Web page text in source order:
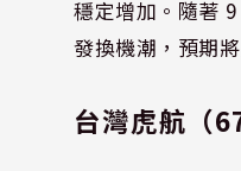
穩定增加。隨著
發換機潮，預期
台灣虎航（